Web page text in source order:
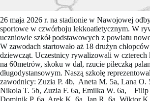
26 maja 2026 r. na stadionie w Nawojowej
sportowe w czwórboju lekkoatletycznym. W
uczniowie szkół podstawowych z powiatu
W zawodach startowało aż 18 drużyn
dziewcząt. Uczestnicy rywalizowali w czterech
na 60metrów, skoku w dal, rzucie piłeczką
długodystansowym. Naszą szkołę
zawodnicy: Zuzia P. 4b, Aneta M. 5a, Lana O.
Nikola T. 5b, Zuzia F. 6a, Emilka W. 6a, Filip
Dominik P. 6a, Arek K. 6a, Jan R. 6a, Wiktor